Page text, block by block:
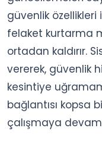
güvenlik özellikleri
felaket kurtarma
ortadan kaldırır.
vererek, güvenlik
kesintiye
bağlantısı kopsa
çalışmaya